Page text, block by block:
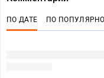
ПО ДАТЕ ПО